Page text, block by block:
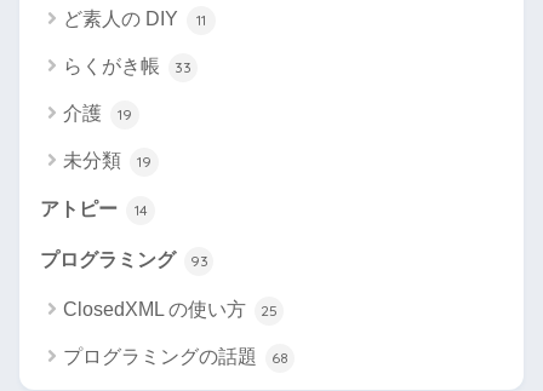
ど素人の DIY 11
らくがき帳 33
介護 19
未分類 19
アトピー 14
プログラミング 93
ClosedXML の使い方 25
プログラミングの話題 68